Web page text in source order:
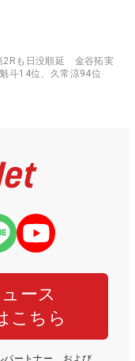
2Rも日没順延 金谷拓実
斗14位、久常涼94位
ース
こちら
パートナー、および